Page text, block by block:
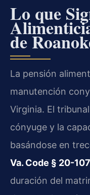
Lo que
de
La pensión
manutención
Virginia. El
cónyuge y la
basándose en
Va. Code § 20-
duración del